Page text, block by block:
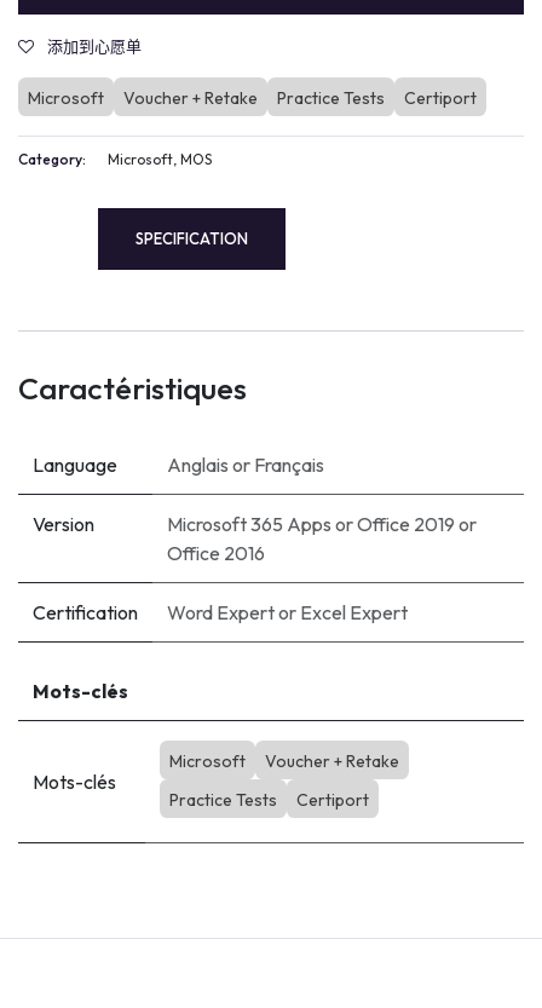
添加到心愿单
Microsoft Voucher + Retake Practice Tests Certiport
Category: Microsoft, MOS
SPECIFICATION
Caractéristiques
Language Anglais or Français
Version Microsoft 365 Apps orOffice 2019 or
Office 2016
Certification Word Expertor Excel Expert
Mots-clés
Mots-clés
Microsoft
Voucher + Retake
Practice Tests
Certiport